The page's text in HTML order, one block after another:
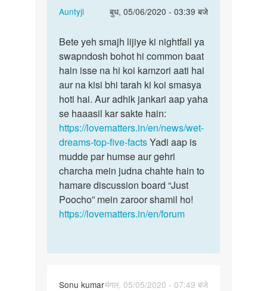
Auntyji
बुध, 05/06/2020 - 03:39 बजे
In
to
Hi
anty
mera
Nam
Sameer
meri…
by
Sameer
khan
Bete
yeh
smajh
lijiye
ki…
Bete yeh smajh lijiye ki nightfall ya
swapndosh bohot hi common baat
hain isse na hi koi kamzori aati hai
aur na kisi bhi tarah ki koi smasya
hoti hai. Aur adhik jankari aap yaha
se haaasil kar sakte hain:
https://lovematters.in/en/news/wet-
dreams-top-five-factsYadi aap is
mudde par humse aur gehri
charcha mein judna chahte hain to
hamare discussion board “Just
Poocho” mein zaroor shamil ho!
https://lovematters.in/en/forum
Sonu kumarमंगल, 05/05/2020 - 07:49 बजे